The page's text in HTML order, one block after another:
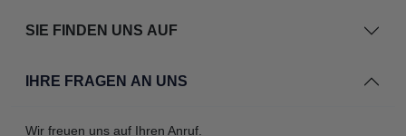
SIE FINDEN UNS AUF
IHRE FRAGEN AN UNS
Wir freuen uns auf Ihren Anruf.